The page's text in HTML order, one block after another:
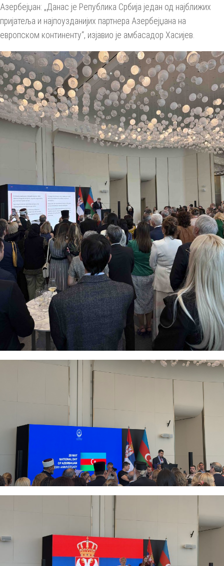
Азербејџан: „Данас је Република Србија један од најближих
пријатеља и најпоузданијих партнера Азербејџана на
европском континенту“, изјавио је амбасадор Хасијев.